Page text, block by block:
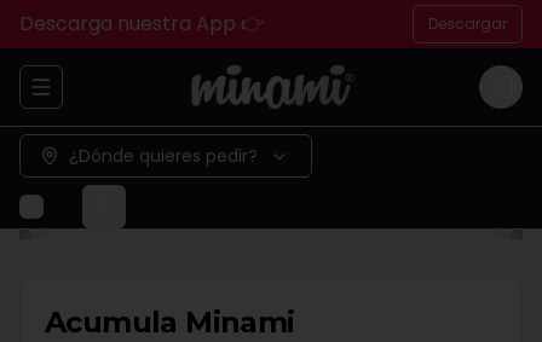
Descarga nuestra App 👉 Descargar
Abrir menu de navegación Login
¿Dónde quieres pedir?
Acumula Minami